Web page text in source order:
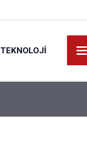
TEKNOLOJI